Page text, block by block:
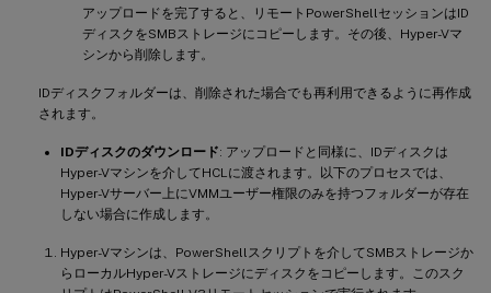
アップロードを完了すると、リモートPowerShellセッションはID
ディスクをSMBストレージにコピーします。その後、Hyper-Vマ
シンから削除します。
IDディスクフォルダーは、削除された場合でも再利用できるように再作成
されます。
IDディスクのダウンロード: アップロードと同様に、IDディスクは
Hyper-Vマシンを介してHCLに渡されます。以下のプロセスでは、
Hyper-Vサーバー上にVMMユーザー権限のみを持つフォルダーが存在
しない場合に作成します。
Hyper-Vマシンは、PowerShellスクリプトを介してSMBストレージか
らローカルHyper-Vストレージにディスクをコピーします。このスク